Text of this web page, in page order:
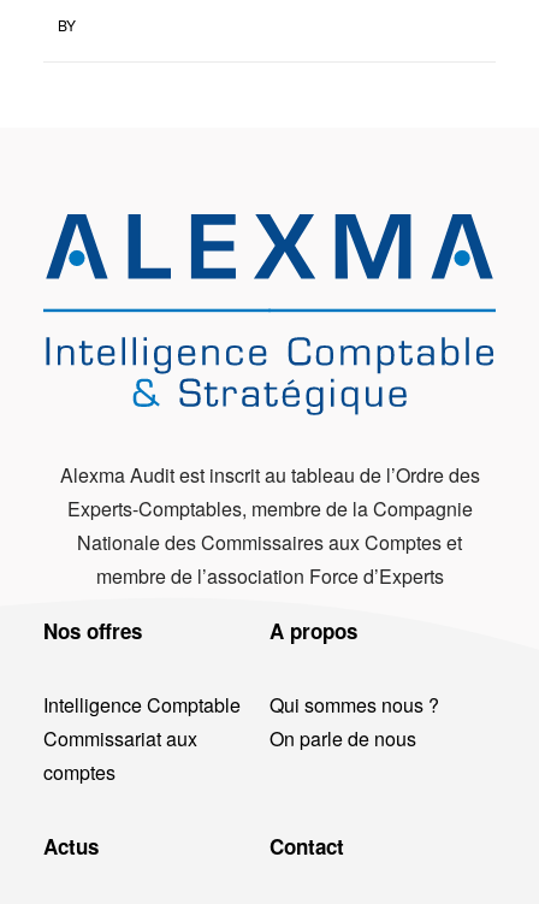
BY
Alexma Audit est inscrit au tableau de l’Ordre des
Experts-Comptables, membre de la Compagnie
Nationale des Commissaires aux Comptes et
membre de l’association Force d’Experts
Nos offres
Intelligence Comptable
Commissariat aux
comptes
A propos
Qui sommes nous ?
On parle de nous
Actus Contact